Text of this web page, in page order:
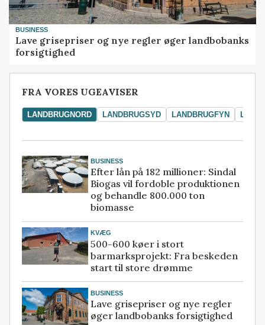
BUSINESS
Lave grisepriser og nye regler øger landbobanks
forsigtighed
FRA VORES UGEAVISER
LANDBRUGNORD LANDBRUGSYD LANDBRUGFYN
BUSINESS
Efter lån på 182 millioner: Sindal
Biogas vil fordoble produktionen
og behandle 800.000 ton
biomasse
KVÆG
500-600 køer i stort
barmarksprojekt: Fra beskeden
start til store drømme
BUSINESS
Lave grisepriser og nye regler
øger landbobanks forsigtighed